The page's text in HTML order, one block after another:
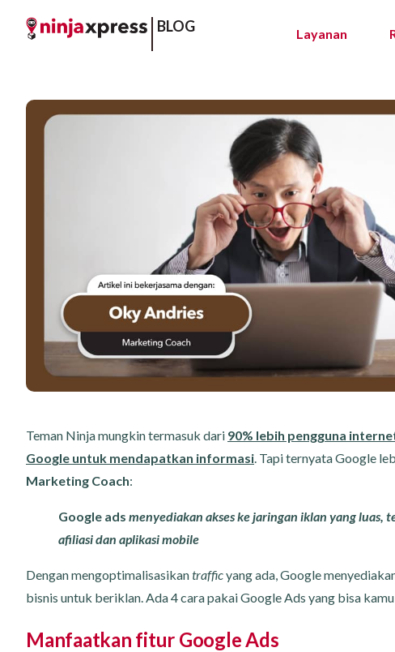
BLOG Layanan
Teman Ninja mungkin termasuk dari 90% lebih pengguna
Google untuk mendapatkan informasi. Tapi ternyata Google
Marketing Coach:
Google ads menyediakan akses ke jaringan iklan yang luas,
afiliasi dan aplikasi mobile
Dengan mengoptimalisasikantrafficyang ada, Google
bisnis untuk beriklan. Ada 4 cara pakai Google Ads yang bisa
Manfaatkan fitur Google Ads